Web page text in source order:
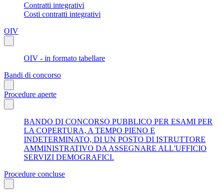
Contratti integrativi
Costi contratti integrativi
OIV
OIV - in formato tabellare
Bandi di concorso
Procedure aperte
BANDO DI CONCORSO PUBBLICO PER ESAMI PER
LA COPERTURA, A TEMPO PIENO E
INDETERMINATO, DI UN POSTO DI ISTRUTTORE
AMMINISTRATIVO DA ASSEGNARE ALL'UFFICIO
SERVIZI DEMOGRAFICI.
Procedure concluse